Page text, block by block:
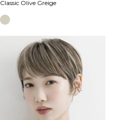
Classic Olive Greige